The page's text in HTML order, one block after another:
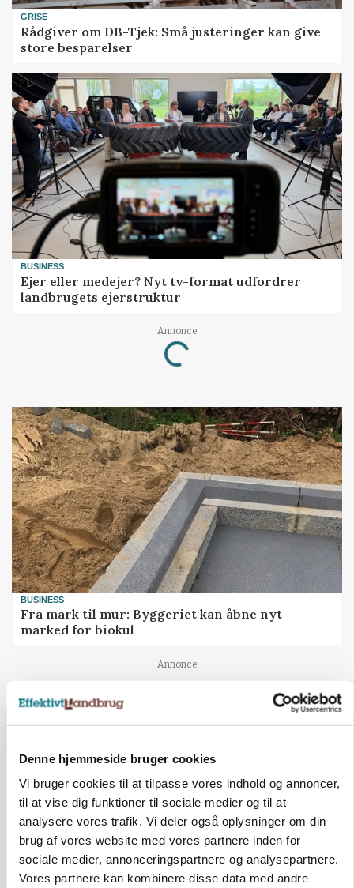
Denne hjemmeside bruger cookies
Vi bruger cookies til at tilpasse vores indhold og annoncer,
til at vise dig funktioner til sociale medier og til at
analysere vores trafik. Vi deler også oplysninger om din
brug af vores website med vores partnere inden for
sociale medier, annonceringspartnere og analysepartnere.
Vores partnere kan kombinere disse data med andre
GRISE
Rådgiver om DB-Tjek: Små justeringer kan give
store besparelser
BUSINESS
Ejer eller medejer? Nyt tv-format udfordrer
landbrugets ejerstruktur
Annonce
Loading...
BUSINESS
Fra mark til mur: Byggeriet kan åbne nyt
marked for biokul
Annonce
POLITIK